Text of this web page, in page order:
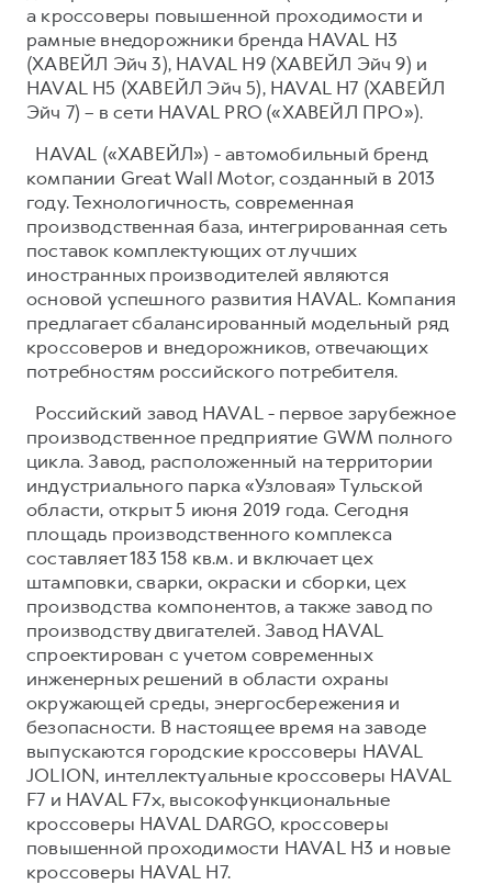
а кроссоверы повышенной проходимости и
рамные внедорожники бренда HAVAL H3
(ХАВЕЙЛ Эйч 3), HAVAL H9 (ХАВЕЙЛ Эйч 9) и
HAVAL H5 (ХАВЕЙЛ Эйч 5), HAVAL H7 (ХАВЕЙЛ
Эйч 7) – в сети HAVAL PRO («ХАВЕЙЛ ПРО»).
HAVAL («ХАВЕЙЛ») - автомобильный бренд
компании Great Wall Motor, созданный в 2013
году. Технологичность, современная
производственная база, интегрированная сеть
поставок комплектующих от лучших
иностранных производителей являются
основой успешного развития HAVAL. Компания
предлагает сбалансированный модельный ряд
кроссоверов и внедорожников, отвечающих
потребностям российского потребителя.
Российский завод HAVAL - первое зарубежное
производственное предприятие GWM полного
цикла. Завод, расположенный на территории
индустриального парка «Узловая» Тульской
области, открыт 5 июня 2019 года. Сегодня
площадь производственного комплекса
составляет 183 158 кв.м. и включает цех
штамповки, сварки, окраски и сборки, цех
производства компонентов, а также завод по
производству двигателей. Завод HAVAL
спроектирован с учетом современных
инженерных решений в области охраны
окружающей среды, энергосбережения и
безопасности. В настоящее время на заводе
выпускаются городские кроссоверы HAVAL
JOLION, интеллектуальные кроссоверы HAVAL
F7 и HAVAL F7x, высокофункциональные
кроссоверы HAVAL DARGO, кроссоверы
повышенной проходимости HAVAL H3 и новые
кроссоверы HAVAL H7.